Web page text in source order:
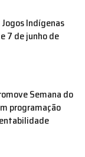
Indígenas
7 de junho de
Semana do
programação